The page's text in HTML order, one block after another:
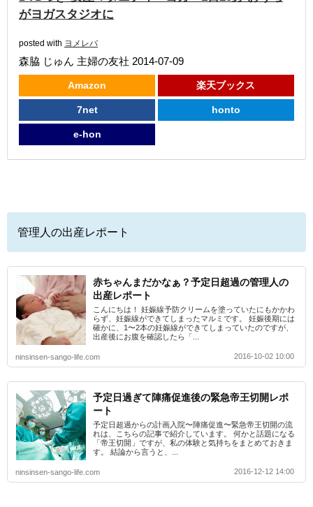
がヨガスタジオに
posted with ヨメレバ
森脇 じゅん 主婦の友社 2014-07-09
Amazon 楽天ブックス
7net honto
e-hon
管理人の出産レポート
赤ちゃんまだかなぁ？予定日超過の管理人の
出産レポート
こんにちは！ 妊娠線予防クリームを塗っていたにもかかわ
らず、妊娠線ができてしまったマルミです。 妊娠後期には
確かに、1〜2本の妊娠線ができてしまっていたのですが、
出産後にお腹を確認したら「...
ninsinsen-sango-life.com 2016-10-02 10:00
予定日過ぎて陣痛促進後の緊急帝王切開レポ
ート
予定日超過からの計画入院〜陣痛促進〜緊急帝王切開の流
れは、こちらの記事で紹介しています。 何かと話題になる
「帝王切開」ですが、私の体験と気持ちをまとめておきま
す。 結論から言うと、...
ninsinsen-sango-life.com 2016-12-12 14:00